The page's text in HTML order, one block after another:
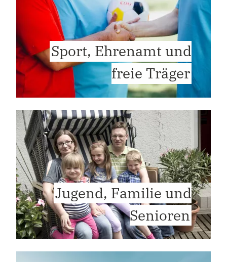
Sport, Ehrenamt und
freie Träger
Jugend, Familie und
Senioren